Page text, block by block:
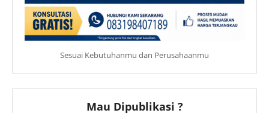
Sesuai Kebutuhanmu dan Perusahaanmu
Mau Dipublikasi ?